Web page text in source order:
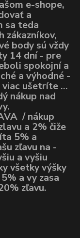
e-shope,
a
sa teda
zákazníkov,
body sú vždy
14 dní - pre
spokojní a
a výhodné -
ušetríte ...
nákup nad
/ nákup
a 2% čiže
5% a
zľavu na -
a vyšiu
všetky výšky
a vy zasa
zľavu.